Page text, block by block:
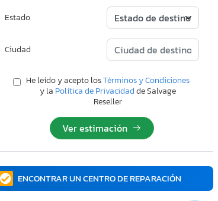
Estado
Ciudad
He leído y acepto losTérminos y Condiciones
y la Política de Privacidadde Salvage
Reseller
Ver estimación
ENCONTRAR UN CENTRO DE REPARACIÓN